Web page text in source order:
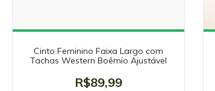
Cinto Feminino Faixa Largo com
Tachas Western Boêmio Ajustável
R$89,99